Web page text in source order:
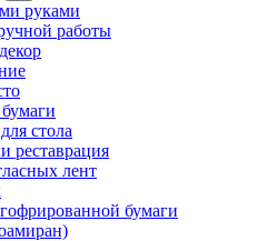
руками
работы
стола
реставрация
лент
бумаги